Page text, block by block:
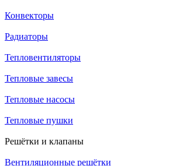
Конвекторы
Радиаторы
Тепловентиляторы
Тепловые завесы
Тепловые насосы
Тепловые пушки
Решётки и клапаны
Вентиляционные решётки